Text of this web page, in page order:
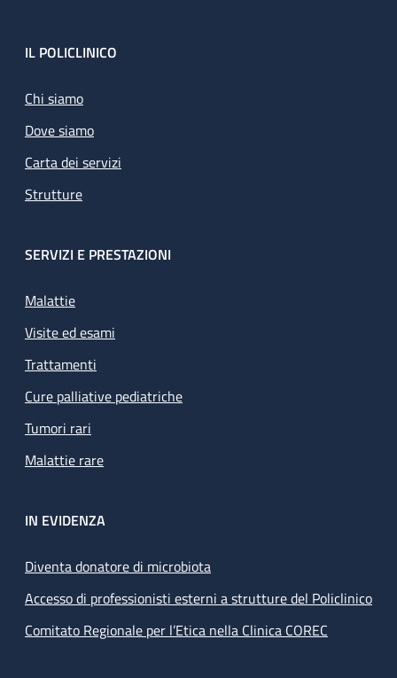
Footer
IL POLICLINICO
Chi siamo
Dove siamo
Carta dei servizi
Strutture
SERVIZI E PRESTAZIONI
Malattie
Visite ed esami
Trattamenti
Cure palliative pediatriche
Tumori rari
Malattie rare
IN EVIDENZA
Diventa donatore di microbiota
Accesso di professionisti esterni a strutture del Policlinico
Comitato Regionale per l’Etica nella Clinica COREC